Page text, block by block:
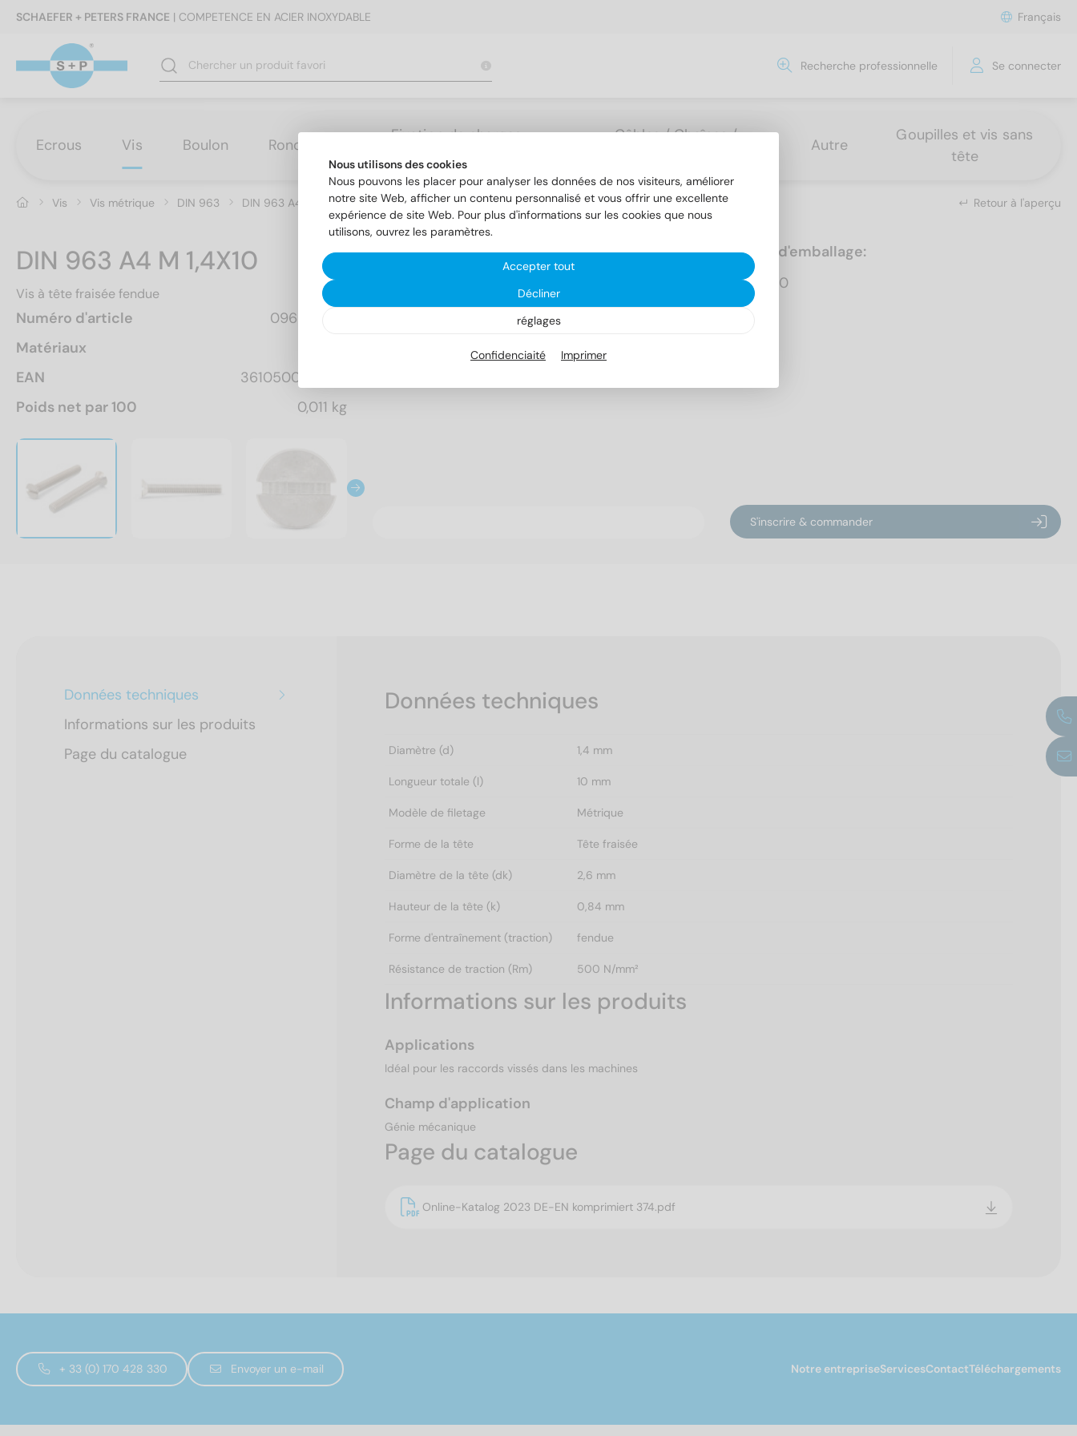
SCHAEFER + PETERS FRANCE | COMPETENCE EN ACIER INOXYDABLE Français
Recherche professionnelle Se connecter
Ecrous Vis Boulon Rondelles
Fixation de charges
lourdes
Câbles / Chaînes /
Autre
Goupilles et vis sans
tête
Vis Vis métrique DIN 963 DIN 963 A4 M 1,4X10 Retour à l'aperçu
DIN 963 A4 M 1,4X10
Vis à tête fraisée fendue
Numéro d'article
0963414 10
Matériaux
EAN
3610500163272
Poids net par 100
0,011 kg
Unités d'emballage:
1.000
S'inscrire & commander
Données techniques
Informations sur les produits
Page du catalogue
Données techniques
Diamètre (d) 1,4 mm
Longueur totale (l) 10 mm
Modèle de filetage Métrique
Forme de la tête Tête fraisée
Diamètre de la tête (dk) 2,6 mm
Hauteur de la tête (k) 0,84 mm
Forme d'entraînement (traction) fendue
Résistance de traction (Rm) 500 N/mm²
Informations sur les produits
Applications
Idéal pour les raccords vissés dans les machines
Champ d'application
Génie mécanique
Page du catalogue
Online-Katalog 2023 DE-EN komprimiert 374.pdf
+ 33 (0) 170 428 330 Envoyer un e-mail Notre entrepriseServicesContactTéléchargements
Nous utilisons des cookies
Nous pouvons les placer pour analyser les données de nos visiteurs, améliorer
notre site Web, afficher un contenu personnalisé et vous offrir une excellente
expérience de site Web. Pour plus d'informations sur les cookies que nous
utilisons, ouvrez les paramètres.
Accepter tout
Décliner
réglages
Confidenciaité Imprimer